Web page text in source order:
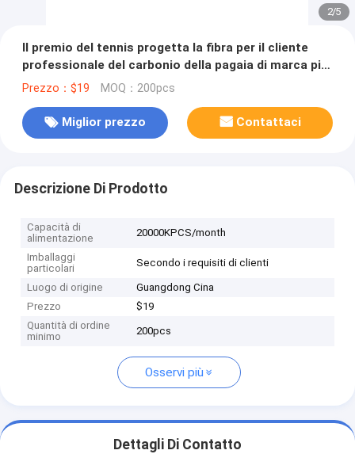
2/5
Il premio del tennis progetta la fibra per il cliente
professionale del carbonio della pagaia di marca più
le racchette di beach tennis di superficie ruvida di
Prezzo：$19 MOQ：200pcs
Miglior prezzo Contattaci
Descrizione Di Prodotto
Capacità di
alimentazione
20000KPCS/month
Imballaggi
particolari
Secondo i requisiti di clienti
Luogo di origine
Guangdong Cina
Prezzo
$19
Quantità di ordine
minimo
200pcs
Osservi più
Dettagli Di Contatto